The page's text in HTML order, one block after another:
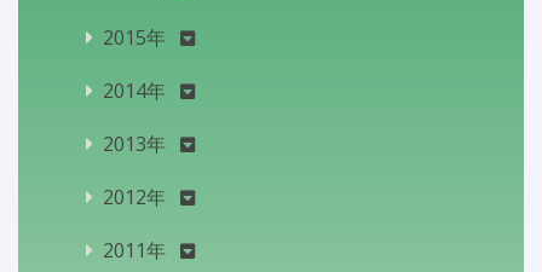
2015年
2014年
2013年
2012年
2011年